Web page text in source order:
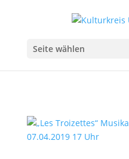
Seite wählen